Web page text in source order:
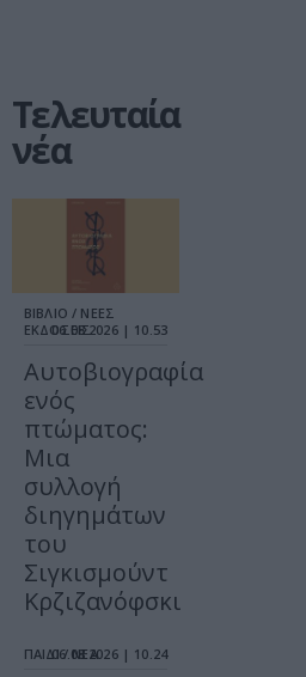
Τελευταία
νέα
ΒΙΒΛΙΟ / ΝΕΕΣ
ΕΚΔΟΣΕΙΣ
06.08.2026 | 10.53
Αυτοβιογραφία
ενός
πτώματος:
Μια
συλλογή
διηγημάτων
του
Σιγκισμούντ
Κρζιζανόφσκι
ΠΑΙΔΙ / ΝΕΑ
06.08.2026 | 10.24